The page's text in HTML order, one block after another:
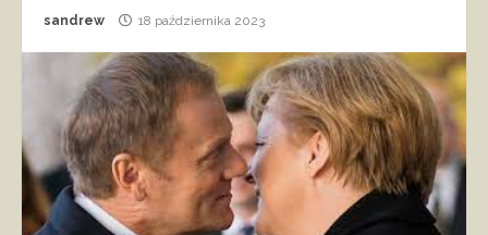
sandrew 18 października 2023